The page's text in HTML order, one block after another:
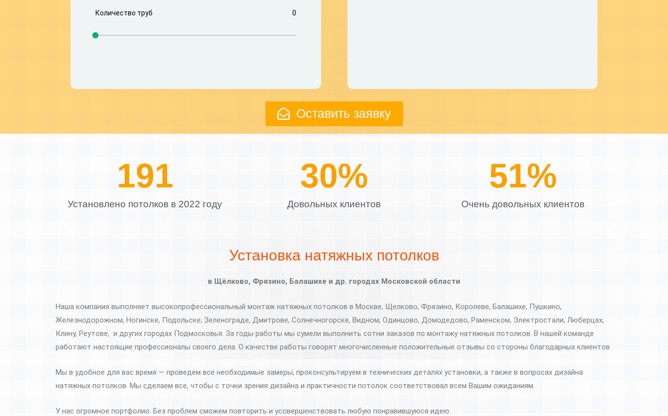
Количество труб 0
Оставить заявку
213
Установлено потолков в 2022 году
37%
Довольных клиентов
61%
Очень довольных клиентов
Установка натяжных потолков
в Щёлково, Фрязино, Балашихе и др. городах Московской области
Наша компания выполняет высокопрофессиональный монтаж натяжных потолков в Москве, Щелково, Фрязино, Королеве, Балашихе, Пушкино,
Железнодорожном, Ногинске, Подольске, Зеленограде, Дмитрове, Солнечногорске, Видном, Одинцово, Домодедово, Раменском, Электростали, Люберцах,
Клину, Реутове, и других городах Подмосковья. За годы работы мы сумели выполнить сотни заказов по монтажу натяжных потолков. В нашей команде
работают настоящие профессионалы своего дела. О качестве работы говорят многочисленные положительные отзывы со стороны благодарных клиентов
Мы в удобное для вас время — проведем все необходимые замеры, проконсультируем в технических деталях установки, а также в вопросах дизайна
натяжных потолков. Мы сделаем все, чтобы с точки зрения дизайна и практичности потолок соответствовал всем Вашим ожиданиям.
У нас огромное портфолио. Без проблем сможем повторить и усовершенствовать любую понравившуюся идею.